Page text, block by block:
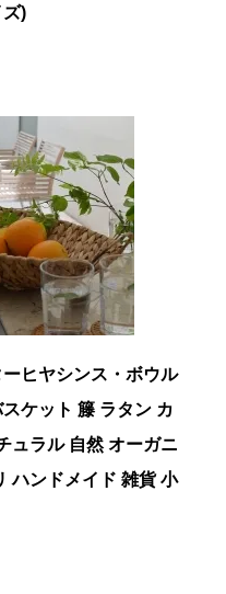
)
ヒヤシンス・ボウル
スケット 籐 ラタン カ
ュラル 自然 オーガニ
ハンドメイド 雑貨 小